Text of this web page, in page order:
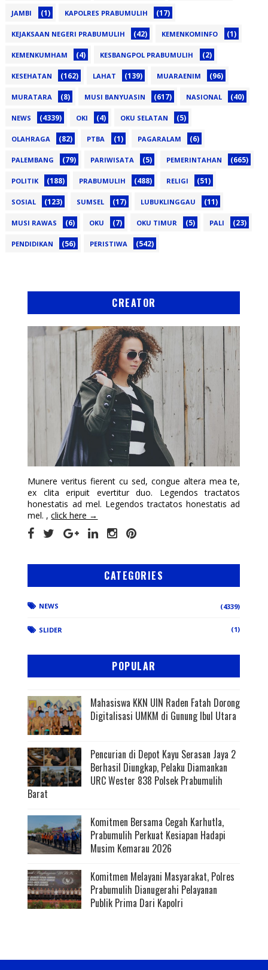
JAMBI (1) KAPOLRES PRABUMULIH (17)
KEJAKSAAN NEGERI PRABUMULIH (42) KEMENKOMINFO (1)
KEMENKUMHAM (4) KESBANGPOL PRABUMULIH (2)
KESEHATAN (162) LAHAT (139) MUARAENIM (96)
MURATARA (8) MUSI BANYUASIN (617) NASIONAL (40)
NEWS (4339) OKI (4) OKU SELATAN (5)
OLAHRAGA (82) PTBA (1) PAGARALAM (6)
PALEMBANG (79) PARIWISATA (5) PEMERINTAHAN (665)
POLITIK (188) PRABUMULIH (488) RELIGI (51)
SOSIAL (123) SUMSEL (17) LUBUKLINGGAU (11)
MUSI RAWAS (6) OKU (7) OKU TIMUR (5) PALI (23)
PENDIDIKAN (56) PERISTIWA (542)
CREATOR
Munere veritus fierent cu sed, congue altera mea te,
ex clita eripuit evertitur duo. Legendos tractatos
honestatis ad mel. Legendos tractatos honestatis ad
mel. ,click here →
CATEGORIES
NEWS (4339)
SLIDER (1)
POPULAR
Mahasiswa KKN UIN Raden Fatah Dorong
Digitalisasi UMKM di Gunung Ibul Utara
Pencurian di Depot Kayu Serasan Jaya 2
Berhasil Diungkap, Pelaku Diamankan
URC Wester 838 Polsek Prabumulih
Barat
Komitmen Bersama Cegah Karhutla,
Prabumulih Perkuat Kesiapan Hadapi
Musim Kemarau 2026
Komitmen Melayani Masyarakat, Polres
Prabumulih Dianugerahi Pelayanan
Publik Prima Dari Kapolri